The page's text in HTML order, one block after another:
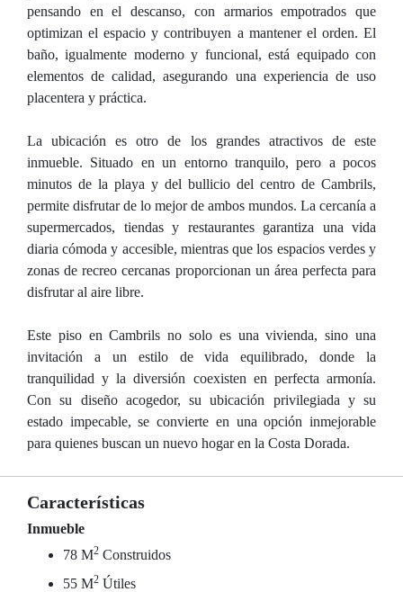
pensando en el descanso, con armarios empotrados que
optimizan el espacio y contribuyen a mantener el orden. El
baño, igualmente moderno y funcional, está equipado con
elementos de calidad, asegurando una experiencia de uso
placentera y práctica.
La ubicación es otro de los grandes atractivos de este
inmueble. Situado en un entorno tranquilo, pero a pocos
minutos de la playa y del bullicio del centro de Cambrils,
permite disfrutar de lo mejor de ambos mundos. La cercanía a
supermercados, tiendas y restaurantes garantiza una vida
diaria cómoda y accesible, mientras que los espacios verdes y
zonas de recreo cercanas proporcionan un área perfecta para
disfrutar al aire libre.
Este piso en Cambrils no solo es una vivienda, sino una
invitación a un estilo de vida equilibrado, donde la
tranquilidad y la diversión coexisten en perfecta armonía.
Con su diseño acogedor, su ubicación privilegiada y su
estado impecable, se convierte en una opción inmejorable
para quienes buscan un nuevo hogar en la Costa Dorada.
Características
Inmueble
78 M2 Construidos
55 M2 Útiles